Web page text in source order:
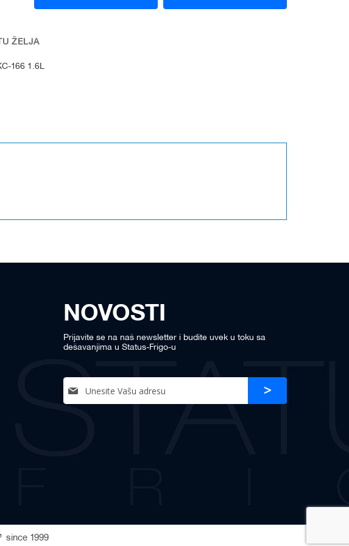
ŽELJA
166 1.6L
NOVOSTI
Prijavite se na naš newsletter i budite uvek u toku sa
dešavanjima u Status-Frigo-u
Up
Prijava
since 1999